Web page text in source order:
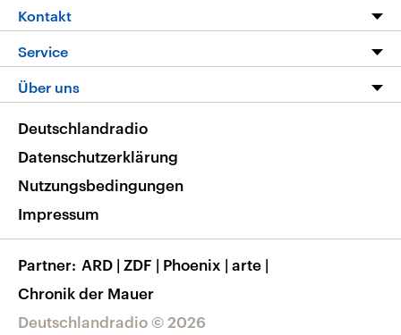
Die Nachrichten
Nachrichtenleicht
Neue Beiträge auf dlf.de
Livestream
Podcasts
Deutschlandfunk App
Nachrichten App
Frequenzen
Kontakt
Hörerservice
Service
FAQ
Veranstaltungen
Musikliste
RSS
Über uns
Barrierefreiheit
Deutschlandradio © 2026
Deutschlandradio
Datenschutzerklärung
Nutzungsbedingungen
Impressum
Partner ARD | ZDF | Phoenix | arte |
Chronik der Mauer